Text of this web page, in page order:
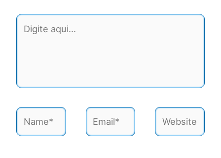
Digite
aqui...
Name* Email* Website